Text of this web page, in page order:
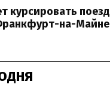
курсировать поезд
на-Майне